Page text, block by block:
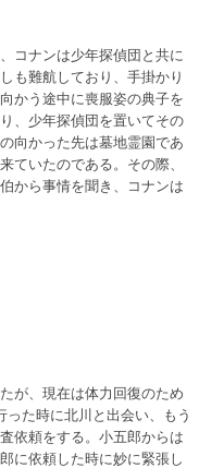
コナンは少年探偵団と共に
も難航しており、手掛かり
かう途中に喪服姿の典子を
、少年探偵団を置いてその
向かった先は墓地霊園であ
ていたのである。その際、
から事情を聞き、コナンは
が、現在は体力回復のため
た時に北川と出会い、もう
依頼をする。小五郎からは
に依頼した時に妙に緊張し